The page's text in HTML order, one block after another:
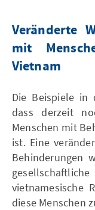
Veränderte
mit
Vietnam
Die Beispiele in
dass derzeit
Menschen mit
ist. Eine
Behinderungen
vietnamesische
diese Menschen